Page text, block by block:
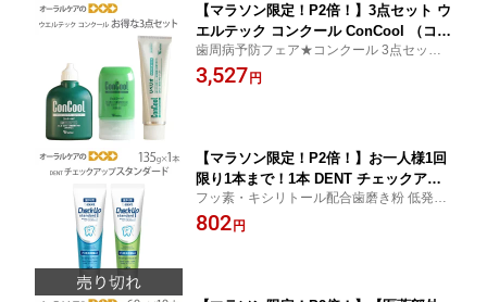
【マラソン限定！P2倍！】3点セット ウ
エルテック コンクール ConCool （コン
クールF 100ml/ジェルコートF 90g/リペ
リオ 80g） 【歯磨き粉 フッ素】【デン
歯周病予防フェア★コンクール 3点セット
歯磨き粉 フッ素/デンタルリンス 洗口液/ジ
ェルコートF
3,527 円
【マラソン限定！P2倍！】お一人様1回
限り1本まで！1本 DENT チェックアッ
プ スタンダード 135g フッ化物高濃度1
450ppmF【医薬部外品】【メール便不
フッ素・キシリトール配合歯磨き粉 低発
泡・ 低香味で長時間のブラッシングが可能
です。
802 円